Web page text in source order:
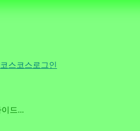
코스코스 로그인
드...